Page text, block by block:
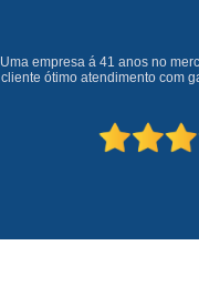
telefônico (q hj infelizmente é um
técnico Sr Henrique na solução
seca q minha família não vive